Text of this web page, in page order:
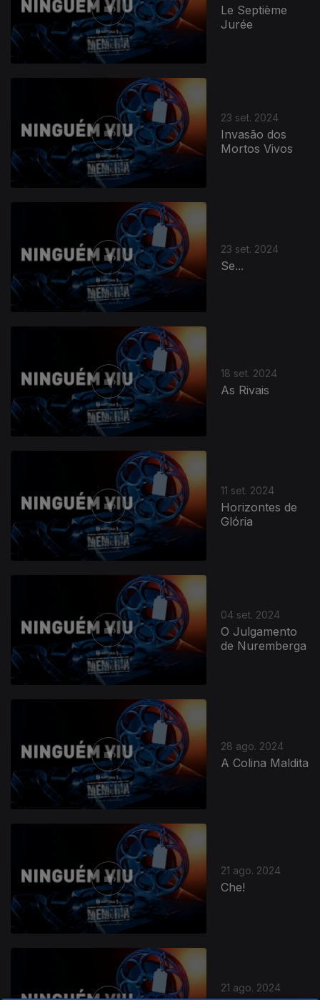
Le Septième
Jurée
23 set. 2024
Invasão dos
Mortos Vivos
23 set. 2024
Se...
18 set. 2024
As Rivais
11 set. 2024
Horizontes de
Glória
04 set. 2024
O Julgamento
de Nuremberga
28 ago. 2024
A Colina Maldita
21 ago. 2024
Che!
21 ago. 2024